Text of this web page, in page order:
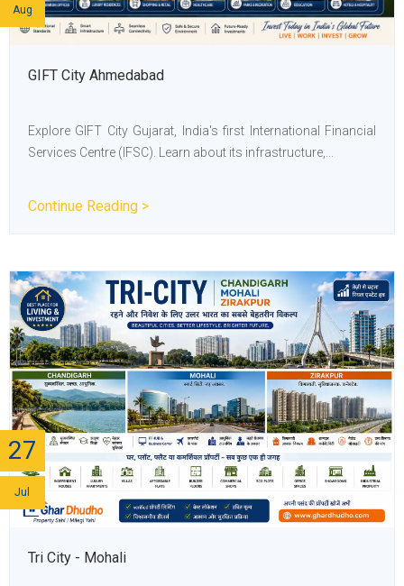
Aug
GIFT City Ahmedabad
Explore GIFT City Gujarat, India's first International Financial
Services Centre (IFSC). Learn about its infrastructure,...
Continue Reading >
27
Jul
Tri City - Mohali